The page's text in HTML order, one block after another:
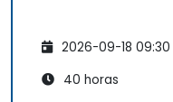
2026-09-18 09:30
40 horas